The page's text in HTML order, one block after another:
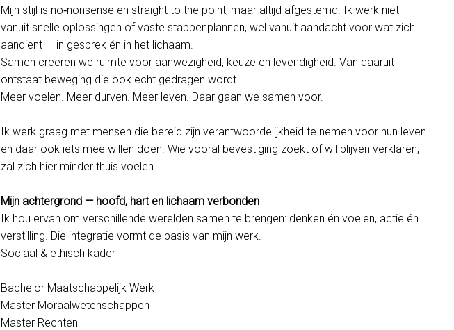
Mijn stijl is no‑nonsense en straight to the point, maar altijd afgestemd. Ik werk niet
vanuit snelle oplossingen of vaste stappenplannen, wel vanuit aandacht voor wat zich
aandient — in gesprek én in het lichaam.
Samen creëren we ruimte voor aanwezigheid, keuze en levendigheid. Van daaruit
ontstaat beweging die ook echt gedragen wordt.
Meer voelen. Meer durven. Meer leven. Daar gaan we samen voor.
Ik werk graag met mensen die bereid zijn verantwoordelijkheid te nemen voor hun leven
en daar ook iets mee willen doen. Wie vooral bevestiging zoekt of wil blijven verklaren,
zal zich hier minder thuis voelen.
Mijn achtergrond — hoofd, hart en lichaam verbonden
Ik hou ervan om verschillende werelden samen te brengen: denken én voelen, actie én
verstilling. Die integratie vormt de basis van mijn werk.
Sociaal & ethisch kader
Bachelor Maatschappelijk Werk
Master Moraalwetenschappen
Master Rechten